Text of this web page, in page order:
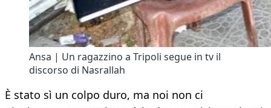
Ansa | Un ragazzino a Tripoli segue in tv il
discorso di Nasrallah
È stato sì un colpo duro, ma noi non ci